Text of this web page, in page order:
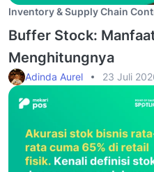
Inventory & Supply Chain
Buffer Stock:
Menghitungnya
Adinda Aurel 23 Juli